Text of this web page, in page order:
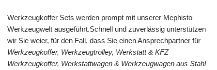
Werkzeugkoffer Sets werden prompt mit unserer Mephisto
Werkzeugwelt ausgeführt.Schnell und zuverlässig unterstützen
wir Sie weier, für den Fall, dass Sie einen Ansprechpartner für
Werkzeugkoffer, Werkzeugtrolley, Werkstatt & KFZ
Werkzeugkoffer, Werkstattwagen & Werkzeugwagen aus Stahl